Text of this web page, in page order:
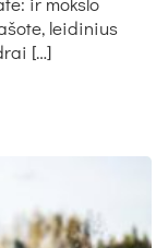
leidinius
[…]